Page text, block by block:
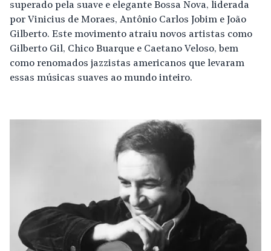
superado pela suave e elegante Bossa Nova, liderada
por Vinicius de Moraes, Antônio Carlos Jobim e João
Gilberto. Este movimento atraiu novos artistas como
Gilberto Gil, Chico Buarque e Caetano Veloso, bem
como renomados jazzistas americanos que levaram
essas músicas suaves ao mundo inteiro.